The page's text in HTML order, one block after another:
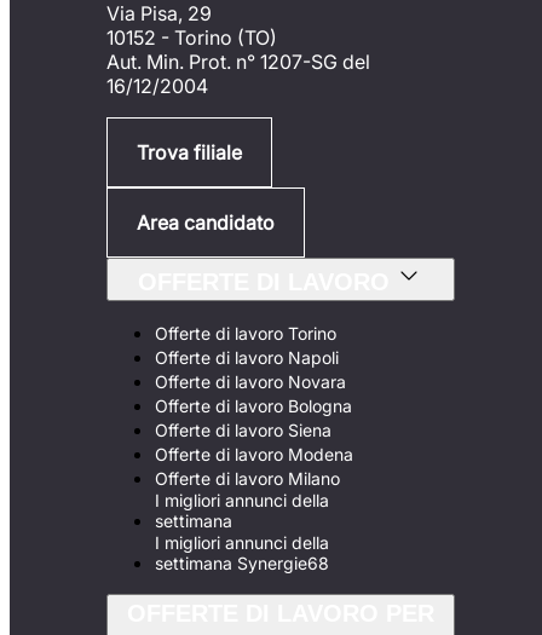
Via Pisa, 29
10152 - Torino (TO)
Aut. Min. Prot. n° 1207-SG del
16/12/2004
Trova filiale
Area candidato
Offerte di lavoro Torino
Offerte di lavoro Napoli
Offerte di lavoro Novara
Offerte di lavoro Bologna
Offerte di lavoro Siena
Offerte di lavoro Modena
Offerte di lavoro Milano
I migliori annunci della
settimana
I migliori annunci della
settimana Synergie68